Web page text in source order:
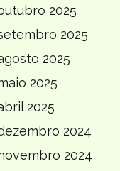
2025
2025
2025
2025
2025
2024
2024